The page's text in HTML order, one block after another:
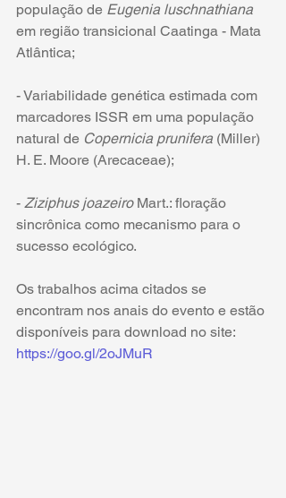
população de Eugenia luschnathiana
em região transicional Caatinga - Mata
Atlântica;
- Variabilidade genética estimada com
marcadores ISSR em uma população
natural de Copernicia prunifera (Miller)
H. E. Moore (Arecaceae);
- Ziziphus joazeiro Mart.: floração
sincrônica como mecanismo para o
sucesso ecológico.
Os trabalhos acima citados se
encontram nos anais do evento e estão
disponíveis para download no site:
https://goo.gl/2oJMuR